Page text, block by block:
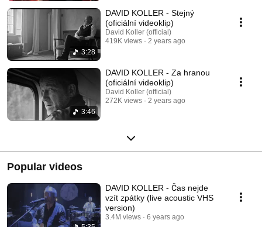
3:28
DAVID KOLLER - Stejný
(oficiální videoklip)
David Koller (official)
419K views
2 years ago
3:46
DAVID KOLLER - Za hranou
(oficiální videoklip)
David Koller (official)
272K views
2 years ago
Popular videos
DAVID KOLLER - Čas nejde
vzít zpátky (live acoustic VHS
version)
3.4M views 6 years ago